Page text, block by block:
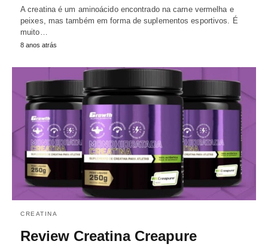
A creatina é um aminoácido encontrado na carne vermelha e
peixes, mas também em forma de suplementos esportivos. É
muito…
8 anos atrás
CREATINA
Review Creatina Creapure